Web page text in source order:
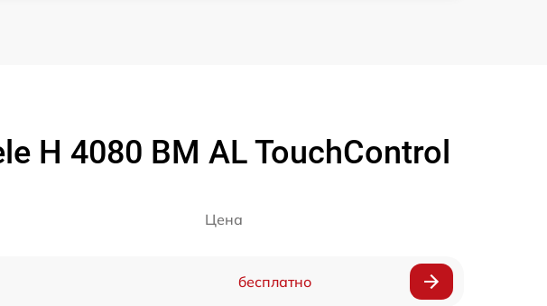
H 4080 BM AL TouchControl
Цена
бесплатно